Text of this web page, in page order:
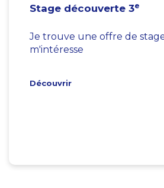
Stage découverte 3e
Je trouve une offre de
m'intéresse
Découvrir